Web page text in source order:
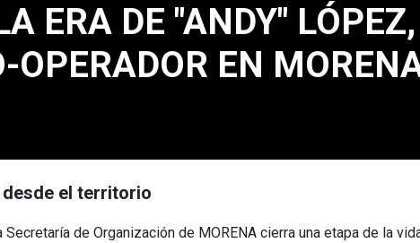
ERA DE "ANDY"
OPERADOR EN
el territorio
de Organización de MORENA cierra una etapa de la